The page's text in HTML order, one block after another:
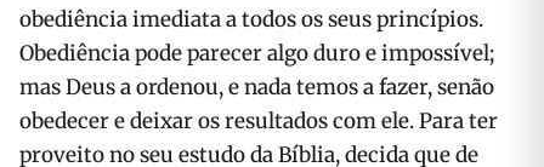
obediência imediata a todos os seus princípios.
Obediência pode parecer algo duro e impossível;
mas Deus a ordenou, e nada temos a fazer, senão
obedecer e deixar os resultados com ele. Para ter
proveito no seu estudo da Bíblia, decida que de